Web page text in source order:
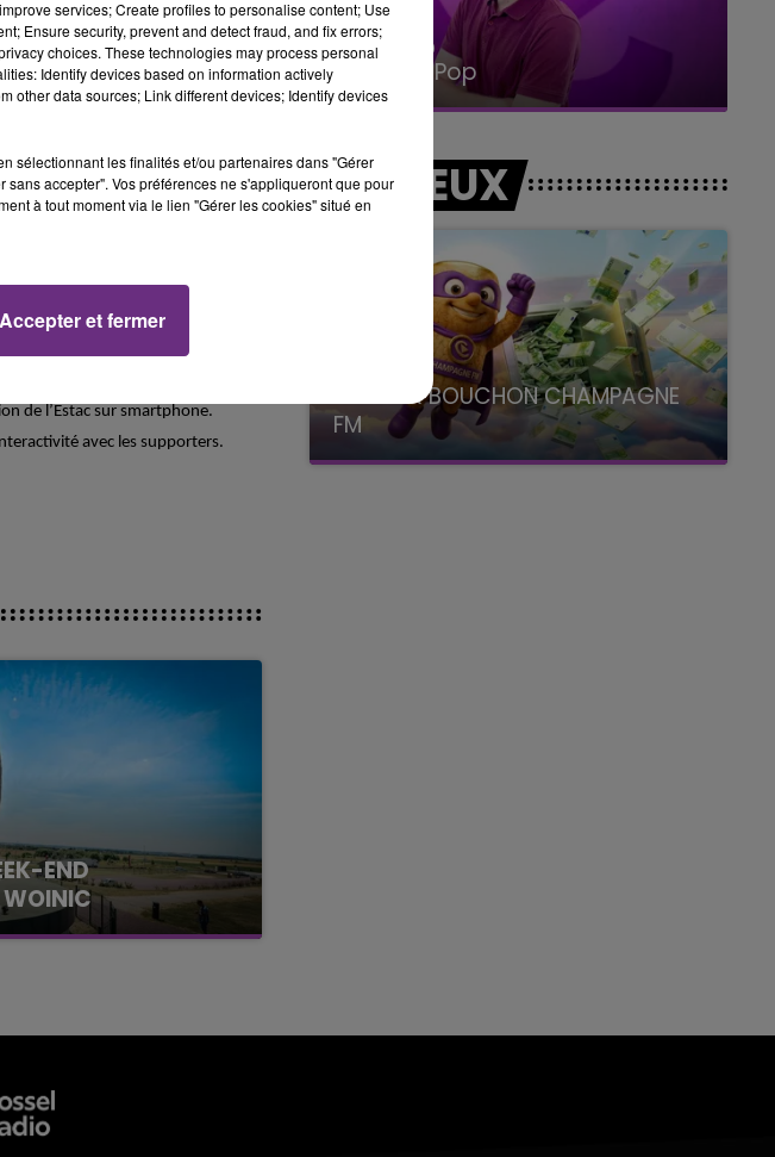
de l’Estac sur smartphone.
avec les supporters.
END
WOINIC
grand jour :
15h00 - 19h00
Le Club Champagne FM
LES JEUX
LE SUPER BOUCHON CHAMPAGNE
FM
avec La Famille Champagne FM, à 8H10
services; Create profiles to personalise content; Use
Ensure security, prevent and detect fraud, and fix errors;
choices. These technologies may process personal
Identify devices based on information actively
other data sources; Link different devices; Identify devices
sélectionnant les finalités et/ou partenaires dans "Gérer
accepter". Vos préférences ne s'appliqueront que pour
à tout moment via le lien "Gérer les cookies" situé en
Accepter et fermer